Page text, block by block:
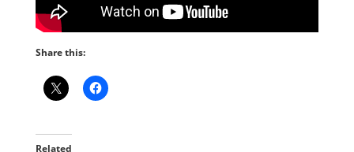
Share this:
Related